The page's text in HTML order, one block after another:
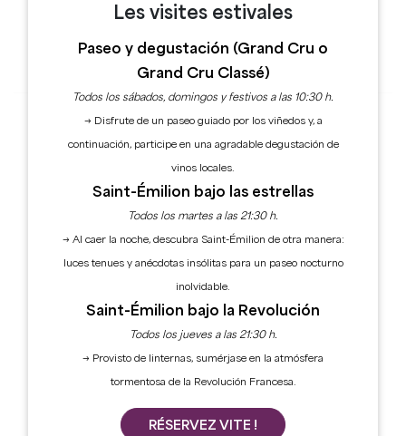
¿Ha olvidado su contraseña?
FOLLETOS
Oficina de Turismo de Grand Saint-Emilionnais
33330 SAINT-EMILION
CONTACTO
Les visites estivales
Paseo y degustación (Grand Cru o
Grand Cru Classé)
Todos los sábados, domingos y festivos a las 10:30 h.
→ Disfrute de un paseo guiado por los viñedos y, a
continuación, participe en una agradable degustación de
vinos locales.
Saint-Émilion bajo las estrellas
Todos los martes a las 21:30 h.
→ Al caer la noche, descubra Saint-Émilion de otra manera:
luces tenues y anécdotas insólitas para un paseo nocturno
inolvidable.
Saint-Émilion bajo la Revolución
Todos los jueves a las 21:30 h.
→ Provisto de linternas, sumérjase en la atmósfera
tormentosa de la Revolución Francesa.
RÉSERVEZ VITE !